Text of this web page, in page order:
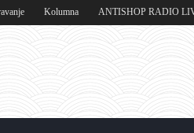
Kolumna ANTISHOP RADIO